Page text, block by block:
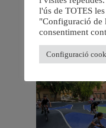
26 setembre, 2022